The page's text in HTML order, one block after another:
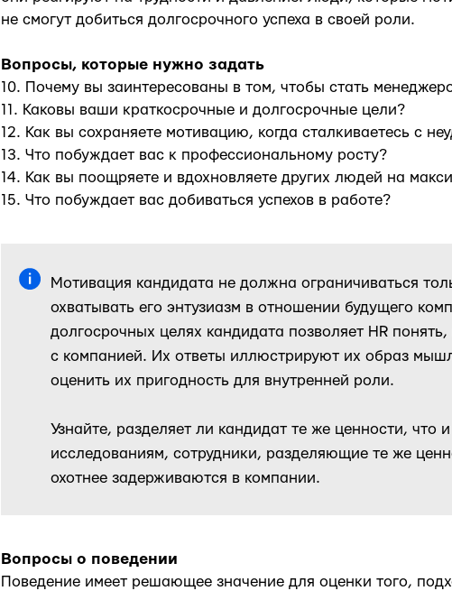
не смогут добиться долгосрочного успеха в своей роли.
Вопросы, которые нужно задать
10. Почему вы заинтересованы в том, чтобы стать
11. Каковы ваши краткосрочные и долгосрочные цели?
12. Как вы сохраняете мотивацию, когда сталкиваетесь с
13. Что побуждает вас к профессиональному росту?
14. Как вы поощряете и вдохновляете других людей на
15. Что побуждает вас добиваться успехов в работе?
Мотивация кандидата не должна ограничиваться
охватывать его энтузиазм в отношении будущего
долгосрочных целях кандидата позволяет HR
с компанией. Их ответы иллюстрируют их образ
оценить их пригодность для внутренней роли.
Узнайте, разделяет ли кандидат те же ценности, что
исследованиям, сотрудники, разделяющие те же
охотнее задерживаются в компании.
Вопросы о поведении
Поведение имеет решающее значение для оценки того,